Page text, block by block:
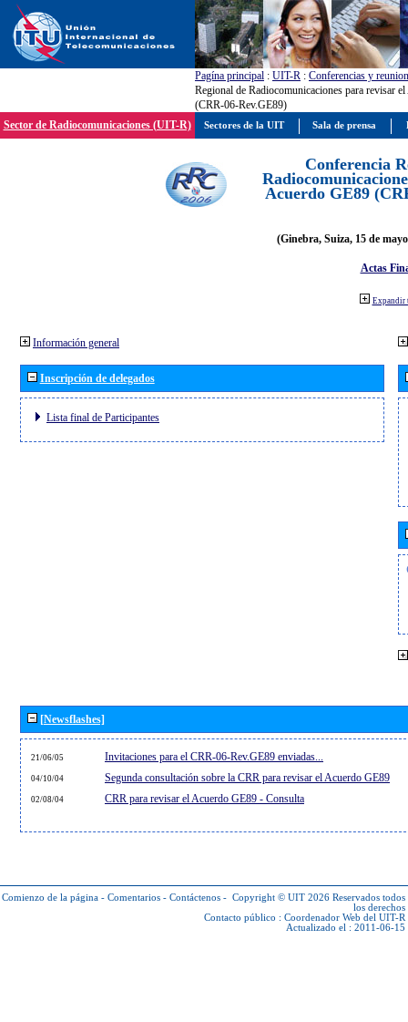
Pagína principal : UIT-R : Conferencias y
Regional de Radiocomunicaciones para revisar
(CRR-06-Rev.GE89)
Sector de Radiocomunicaciones (UIT-R)
Conferencia
Acuerdo GE89
(Ginebra, Suiza, 15 de
Actas
Expandir
Información general
Inscripción de delegados
Lista final de Participantes
[Newsflashes]
21/06/05 Invitaciones para el CRR-06-Rev.GE89 enviadas...
04/10/04 Segunda consultación sobre la CRR para revisar el Acuerdo GE89
02/08/04 CRR para revisar el Acuerdo GE89 - Consulta
Comienzo de la página - Comentarios - Contáctenos - Copyright © UIT 2026 Reservados todos
los derechos
Contacto público : Coordenador Web del UIT-R
Actualizado el : 2011-06-15
Sectores de la UIT Sala de prensa